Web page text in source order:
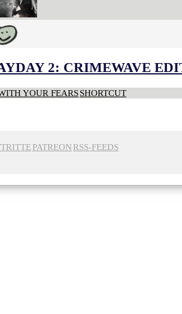
2: CRIMEWAVE
YOUR FEARSSHORTCUT
PATREON RSS-FEEDS